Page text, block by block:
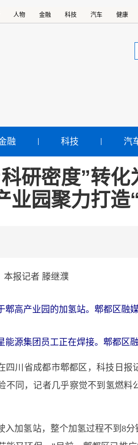
人物 金融 科技 汽车 健康
融 科技 汽
研密度”转
业园聚力打造
报记者 滕继濮
郫高产业园的加氢站。郫都区融
能源集团员工正在焊接。郫都区
四川省成都市郫都区，科技日
不同，记者几乎察觉不到氢燃
入加氢站，整个加氢过程不到8